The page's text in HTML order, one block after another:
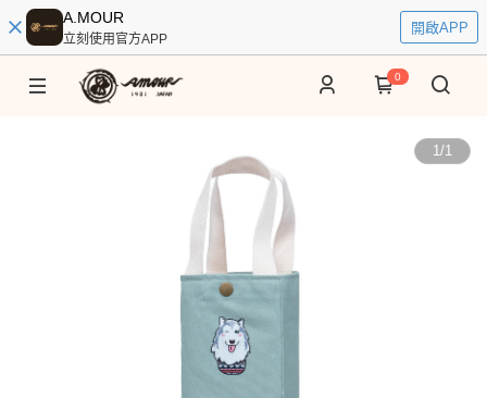
A.MOUR
立刻使用官方APP
開啟APP
0
1/1